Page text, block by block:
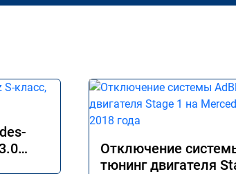
Отключение
тюнинг двигателя